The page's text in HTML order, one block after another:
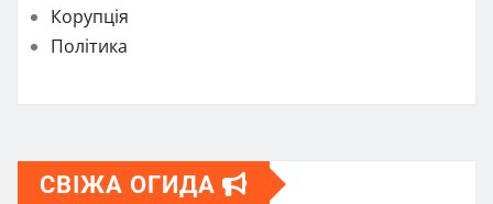
Корупція
Політика
СВІЖА ОГИДА